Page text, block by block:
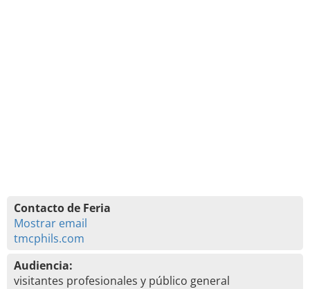
Contacto de Feria
Mostrar email
tmcphils.com
Audiencia:
visitantes profesionales y público general